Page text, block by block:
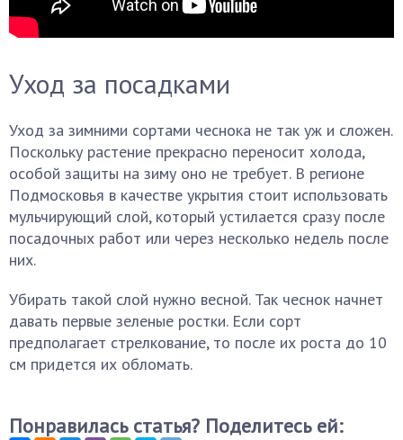
Уход за посадками
Уход за зимними сортами чеснока не так уж и сложен.
Поскольку растение прекрасно переносит холода,
особой защиты на зиму оно не требует. В регионе
Подмосковья в качестве укрытия стоит использовать
мульчирующий слой, который устилается сразу после
посадочных работ или через несколько недель после
них.
Убирать такой слой нужно весной. Так чеснок начнет
давать первые зеленые ростки. Если сорт
предполагает стрелкование, то после их роста до 10
см придется их обломать.
Понравилась статья? Поделитесь ей: